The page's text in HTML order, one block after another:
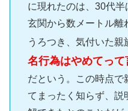
に現れたのは、30代半
玄関から数メートル離
うろつき、気付いた親
名行為はやめてっ
だという。この時点で
てまったく知らず、説